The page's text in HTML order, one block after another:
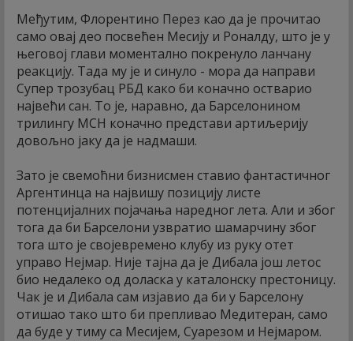
Међутим, Флорентино Перез као да је прочитао
само овај део посвећен Месију и Роналду, што је у
његовој глави моментално покренуло ланчану
реакцију. Тада му је и синуло - мора да направи
Супер трозубац РБД како би коначно остварио
највећи сан. То је, наравно, да Барселонином
трилингу МСН коначно представи артиљерију
довољно јаку да је надмаши.
Зато је свемоћни бизнисмен ставио фантастичног
Аргентинца на највишу позицију листе
потенцијалних појачања наредног лета. Али и због
тога да би Барселони узвратио шамарчину због
тога што је својевремено клубу из руку отет
управо Нејмар. Није тајна да је Дибала још летос
био недалеко од доласка у каталонску престоницу.
Чак је и Дибала сам изјавио да би у Барселону
отишао тако што би препливао Медитеран, само
да буде у тиму са Месијем, Суарезом и Нејмаром.